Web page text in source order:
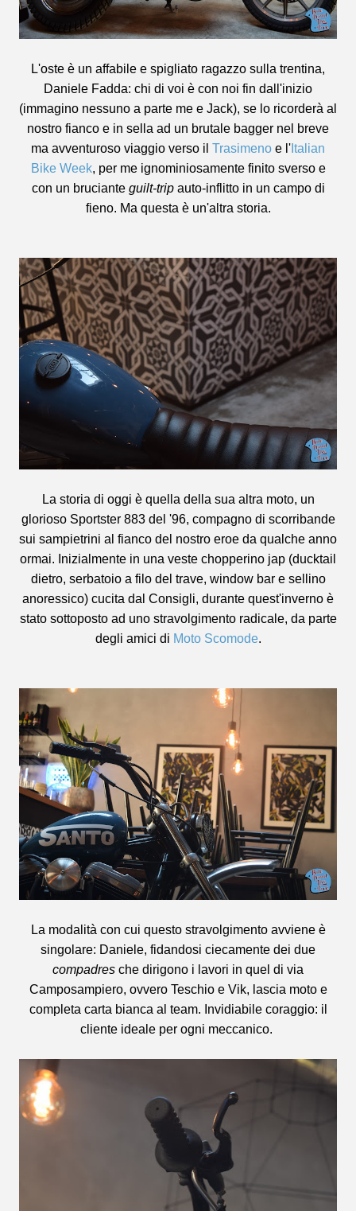
L'oste è un affabile e spigliato ragazzo sulla trentina,
Daniele Fadda: chi di voi è con noi fin dall'inizio
(immagino nessuno a parte me e Jack), se lo ricorderà al
nostro fianco e in sella ad un brutale bagger nel breve
ma avventuroso viaggio verso il Trasimeno e l' Italian
Bike Week, per me ignominiosamente finito sverso e
con un bruciante guilt-trip auto-inflitto in un campo di
fieno. Ma questa è un'altra storia.
La storia di oggi è quella della sua altra moto, un
glorioso Sportster 883 del '96, compagno di scorribande
sui sampietrini al fianco del nostro eroe da qualche anno
ormai. Inizialmente in una veste chopperino jap (ducktail
dietro, serbatoio a filo del trave, window bar e sellino
anoressico) cucita dal Consigli, durante quest'inverno è
stato sottoposto ad uno stravolgimento radicale, da parte
degli amici di Moto Scomode.
La modalità con cui questo stravolgimento avviene è
singolare: Daniele, fidandosi ciecamente dei due
compadres che dirigono i lavori in quel di via
Camposampiero, ovvero Teschio e Vik, lascia moto e
completa carta bianca al team. Invidiabile coraggio: il
cliente ideale per ogni meccanico.